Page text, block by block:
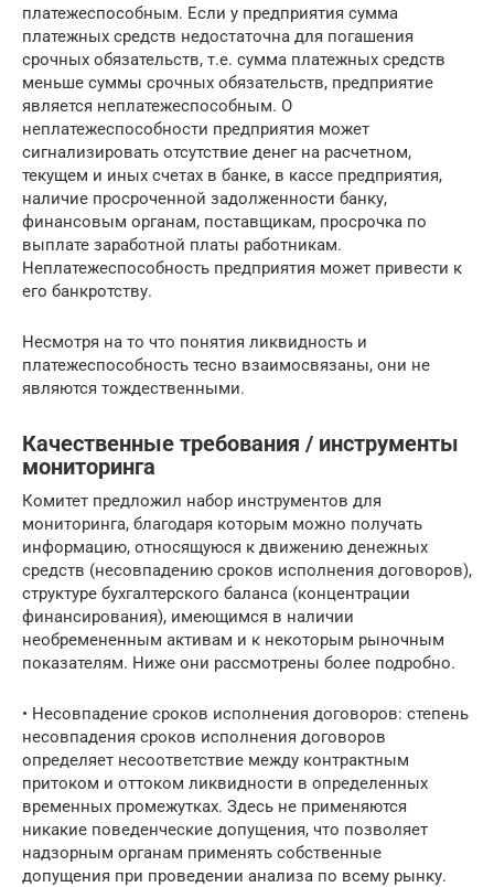
платежеспособным. Если у предприятия сумма
платежных средств недостаточна для погашения
срочных обязательств, т.е. сумма платежных средств
меньше суммы срочных обязательств, предприятие
является неплатежеспособным. О
неплатежеспособности предприятия может
сигнализировать отсутствие денег на расчетном,
текущем и иных счетах в банке, в кассе предприятия,
наличие просроченной задолженности банку,
финансовым органам, поставщикам, просрочка по
выплате заработной платы работникам.
Неплатежеспособность предприятия может привести к
его банкротству.
Несмотря на то что понятия ликвидность и
платежеспособность тесно взаимосвязаны, они не
являются тождественными.
Качественные требования / инструменты
мониторинга
Комитет предложил набор инструментов для
мониторинга, благодаря которым можно получать
информацию, относящуюся к движению денежных
средств (несовпадению сроков исполнения договоров),
структуре бухгалтерского баланса (концентрации
финансирования), имеющимся в наличии
необремененным активам и к некоторым рыночным
показателям. Ниже они рассмотрены более подробно.
• Несовпадение сроков исполнения договоров: степень
несовпадения сроков исполнения договоров
определяет несоответствие между контрактным
притоком и оттоком ликвидности в определенных
временных промежутках. Здесь не применяются
никакие поведенческие допущения, что позволяет
надзорным органам применять собственные
допущения при проведении анализа по всему рынку.